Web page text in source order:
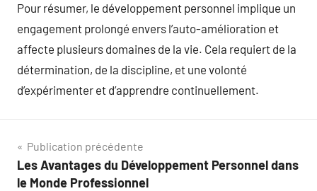
Pour résumer, le développement personnel implique un
engagement prolongé envers l’auto-amélioration et
affecte plusieurs domaines de la vie. Cela requiert de la
détermination, de la discipline, et une volonté
d’expérimenter et d’apprendre continuellement.
Navigation
de
Publication précédente
Les Avantages du Développement Personnel dans
le Monde Professionnel